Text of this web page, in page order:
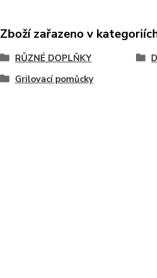
Zboží zařazeno v
RŮZNÉ DOPLŇKY
Grilovací pomůcky